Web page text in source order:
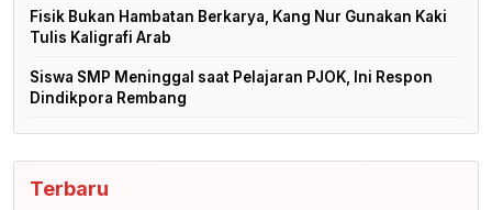
Fisik Bukan Hambatan Berkarya, Kang Nur Gunakan Kaki
Tulis Kaligrafi Arab
Siswa SMP Meninggal saat Pelajaran PJOK, Ini Respon
Dindikpora Rembang
Terbaru